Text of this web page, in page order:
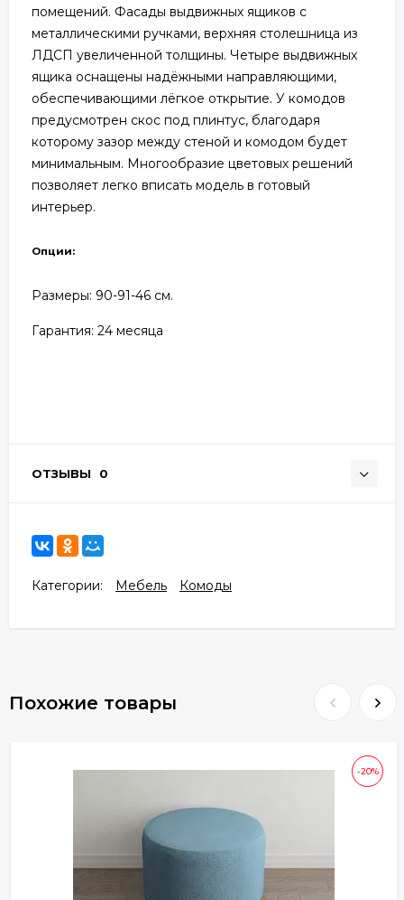
помещений. Фасады выдвижных ящиков с
металлическими ручками, верхняя столешница из
ЛДСП увеличенной толщины. Четыре выдвижных
ящика оснащены надёжными направляющими,
обеспечивающими лёгкое открытие. У комодов
предусмотрен скос под плинтус, благодаря
которому зазор между стеной и комодом будет
минимальным. Многообразие цветовых решений
позволяет легко вписать модель в готовый
интерьер.
Опции:
Размеры: 90-91-46 см.
Гарантия: 24 месяца
ОТЗЫВЫ 0
Категории: Мебель Комоды
Похожие товары
-20%